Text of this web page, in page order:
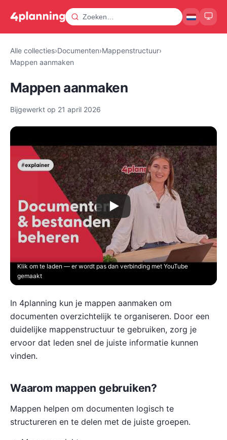
Alle collecties›Documenten›Mappenstructuur›
Mappen aanmaken
Mappen aanmaken
Bijgewerkt op 21 april 2026
Klik om te laden — er wordt pas dan verbinding met YouTube
gemaakt
In 4planning kun je mappen aanmaken om
documenten overzichtelijk te organiseren. Door een
duidelijke mappenstructuur te gebruiken, zorg je
ervoor dat leden snel de juiste informatie kunnen
vinden.
Waarom mappen gebruiken?
Mappen helpen om documenten logisch te
structureren en te delen met de juiste groepen.